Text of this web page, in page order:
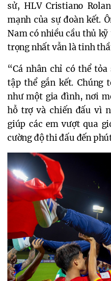
sử, HLV Cristiano
mạnh của sự đoàn kết.
Nam có nhiều cầu thủ
trọng nhất vẫn là tinh
“Cá nhân chỉ có thể
tập thể gắn kết. Chúng
như một gia đình, nơi
hỗ trợ và chiến đấu vì
giúp các em vượt qua
cường độ thi đấu đến